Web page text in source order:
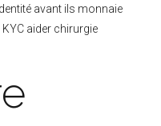
avant ils monnaie
aider chirurgie